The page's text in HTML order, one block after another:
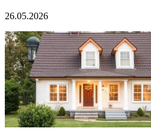
26.05.2026